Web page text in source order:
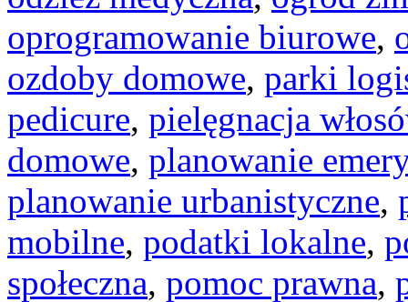
oprogramowanie biurowe,
ozdoby domowe, parki
pedicure, pielęgnacja
domowe, planowanie
planowanie urbanistyczne,
mobilne, podatki lokalne,
społeczna, pomoc prawna,